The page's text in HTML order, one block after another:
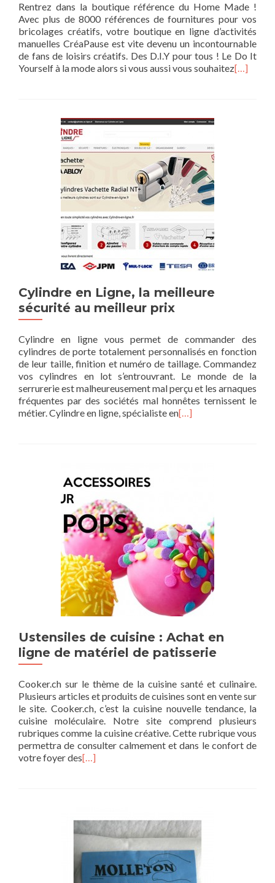
Rentrez dans la boutique référence du Home Made !
Avec plus de 8000 références de fournitures pour vos
bricolages créatifs, votre boutique en ligne d’activités
manuelles CréaPause est vite devenu un incontournable
de fans de loisirs créatifs. Des D.I.Y pour tous ! Le Do It
Yourself à la mode alors si vous aussi vous souhaitez[…]
Cylindre en Ligne, la meilleure
sécurité au meilleur prix
Cylindre en ligne vous permet de commander des
cylindres de porte totalement personnalisés en fonction
de leur taille, finition et numéro de taillage. Commandez
vos cylindres en lot s’entrouvrant. Le monde de la
serrurerie est malheureusement mal perçu et les arnaques
fréquentes par des sociétés mal honnêtes ternissent le
métier. Cylindre en ligne, spécialiste en[…]
Ustensiles de cuisine : Achat en
ligne de matériel de patisserie
Cooker.ch sur le thème de la cuisine santé et culinaire.
Plusieurs articles et produits de cuisines sont en vente sur
le site. Cooker.ch, c’est la cuisine nouvelle tendance, la
cuisine moléculaire. Notre site comprend plusieurs
rubriques comme la cuisine créative. Cette rubrique vous
permettra de consulter calmement et dans le confort de
votre foyer des[…]